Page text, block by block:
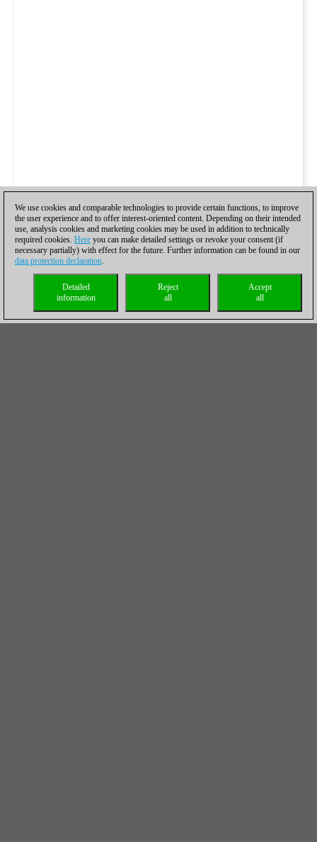
We use cookies and comparable technologies to provide certain functions, to improve
the user experience and to offer interest-oriented content. Depending on their intended
use, analysis cookies and marketing cookies may be used in addition to technically
required cookies. Here you can make detailed settings or revoke your consent (if
necessary partially) with effect for the future. Further information can be found in our
data protection declaration.
Accept
all
Reject
all
Detailed
information